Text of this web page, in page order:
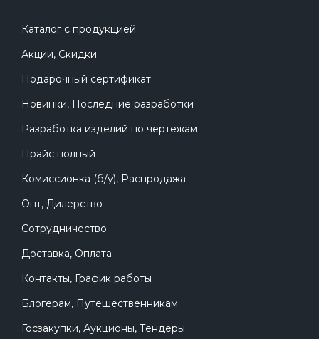
Каталог с продукцией
Акции, Скидки
Подарочный сертификат
Новинки, Последние разработки
Разработка изделий по чертежам
Прайс полный
Комиссионка (б/у), Распродажа
Опт, Дилерство
Сотрудничество
Доставка, Оплата
Контакты, График работы
Блогерам, Путешественникам
Госзакупки, Аукционы, Тендеры